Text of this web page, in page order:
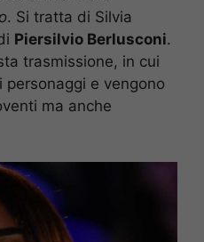
. Si tratta di Silvia
Piersilvio Berlusconi.
trasmissione, in cui
e vengono
ma anche